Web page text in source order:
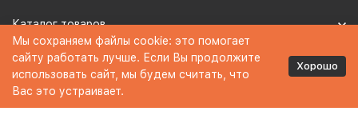
Каталог товаров
Информация
Политика персональных данных
Мы сохраняем файлы cookie: это помогает
сайту работать лучше. Если Вы продолжите
использовать сайт, мы будем считать, что
Вас это устраивает.
Хорошо